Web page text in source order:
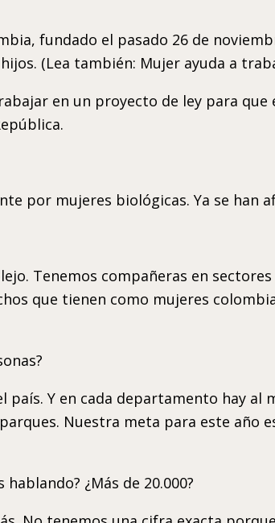
fundado el pasado 26 de
(Lea también: Mujer ayuda a
en un proyecto de ley para
por mujeres biológicas. Ya se han
Tenemos compañeras en
que tienen como mujeres
Y en cada departamento hay
Nuestra meta para este año
¿Más de 20.000?